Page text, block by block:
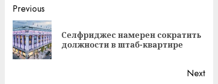
Continue
Reading
Previous
Селфриджес намерен сократить
должности в штаб-квартире
Next